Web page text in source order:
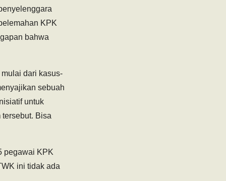
KPK
bahwa
dari kasus-
sebuah
untuk
Bisa
pegawai KPK
ini tidak ada